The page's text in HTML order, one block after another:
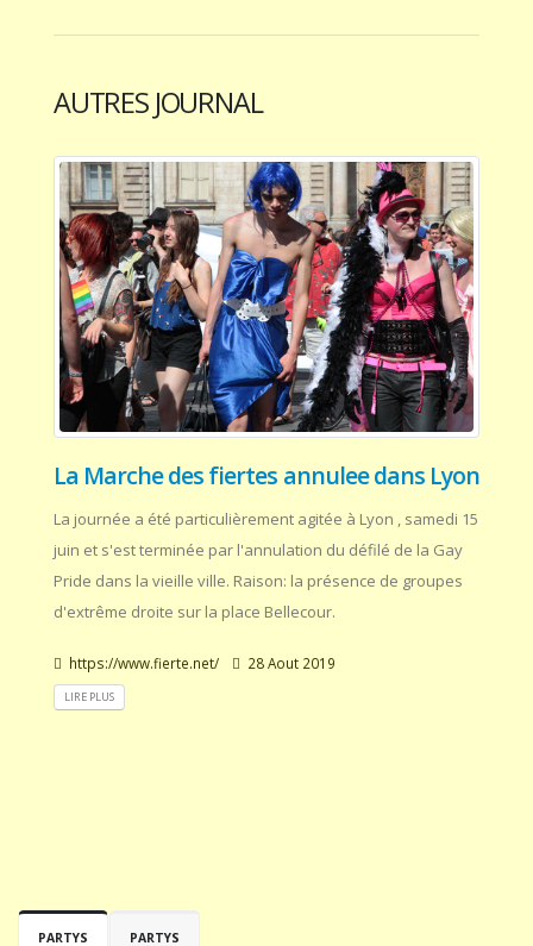
AUTRES JOURNAL
La Marche des fiertes annulee dans Lyon
La journée a été particulièrement agitée à Lyon , samedi 15
juin et s'est terminée par l'annulation du défilé de la Gay
Pride dans la vieille ville. Raison: la présence de groupes
d'extrême droite sur la place Bellecour.
https://www.fierte.net/ 28 Aout 2019
LIRE PLUS
PARTYS PARTYS